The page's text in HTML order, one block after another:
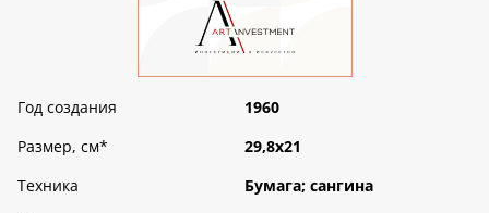
Год создания
1960
Размер, см*
29,8х21
Техника
Бумага; сангина